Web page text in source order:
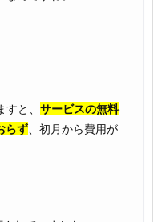
すと、 サービスの無料
らず 、初月から費用が